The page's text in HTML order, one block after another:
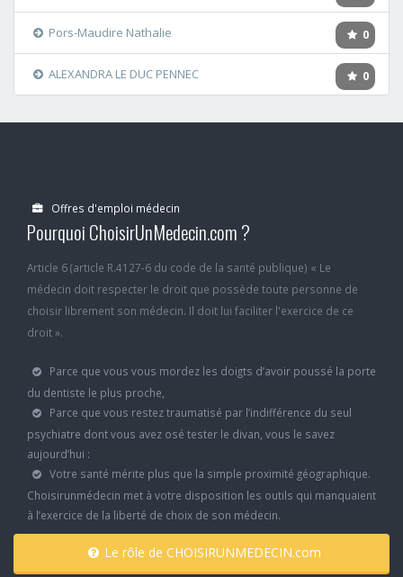
0
Pors-Maudire Nathalie
0
ALEXANDRA LE DUC PENNEC
Offres d'emploi médecin
Pourquoi ChoisirUnMedecin.com ?
Article 6 (article R.4127-6 du code de la santé publique) « Le
médecin doit respecter le droit que possède toute personne de
choisir librement son médecin. Il doit lui faciliter l'exercice de ce
droit ».
Parce que vous vous mordez les doigts d’avoir poussé la porte
du dentiste le plus proche,
Parce que vous restez traumatisé par l’indifférence du seul
psychiatre dont vous avez osé tester le divan, vous le savez
aujourd’hui :
Votre santé mérite plus que la simple proximité géographique.
Choisirunmédecin met à votre disposition les outils qui manquaient
à l’exercice de la liberté de choix de son médecin.
Le rôle de CHOISIRUNMEDECIN.com